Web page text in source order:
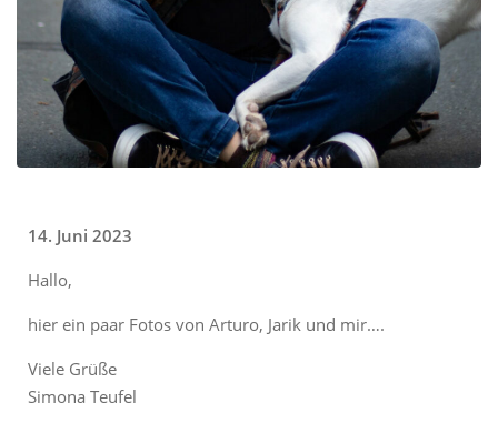
14. Juni 2023
Hallo,
hier ein paar Fotos von Arturo, Jarik und mir….
Viele Grüße
Simona Teufel